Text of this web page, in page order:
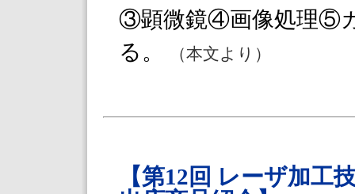
③顕微鏡④画像処理⑤
る。
（本文より）
【第12回 レーザ加工